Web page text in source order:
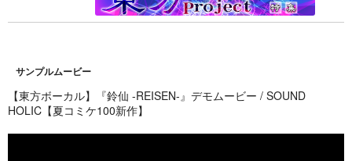
サンプルムービー
【東方ボーカル】『鈴仙 -REISEN-』デモムービー / SOUND
HOLIC【夏コミケ100新作】